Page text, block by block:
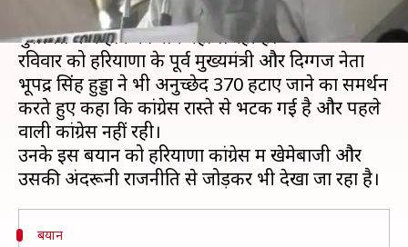
अनुच्छेद 370 को लेकर दो हिस्सों में बंटी कांग्रेस की
मुसीबतें कम होने का नाम नहीं ले रही हैं।
रविवार को हरियाणा के पूर्व मुख्यमंत्री और दिग्गज नेता
भूपेंद्र सिंह हुड्डा ने भी अनुच्छेद 370 हटाए जाने का समर्थन
करते हुए कहा कि कांग्रेस रास्ते से भटक गई है और पहले
वाली कांग्रेस नहीं रही।
उनके इस बयान को हरियाणा कांग्रेस में खेमेबाजी और
बयान